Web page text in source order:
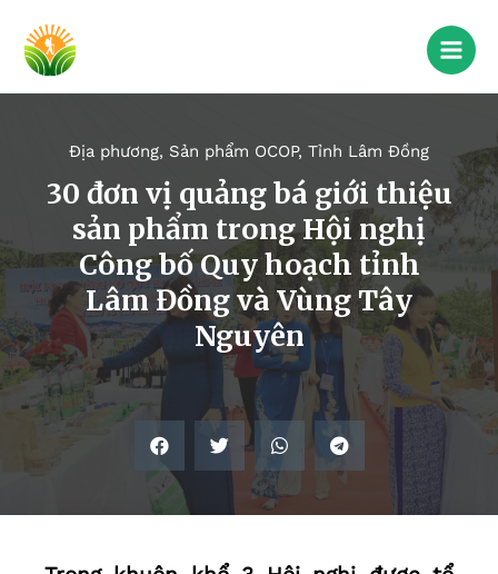
Địa phương, Sản phẩm OCOP, Tỉnh Lâm Đồng
30 đơn vị quảng bá giới thiệu
sản phẩm trong Hội nghị
Công bố Quy hoạch tỉnh
Lâm Đồng và Vùng Tây
Nguyên